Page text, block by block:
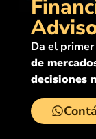
Da el
de
decisiones